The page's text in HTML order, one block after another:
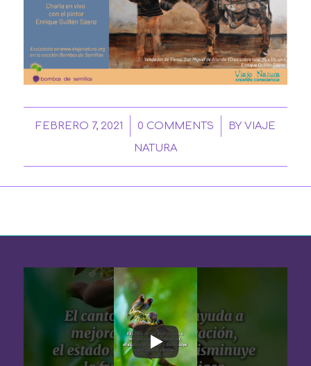
FEBRERO 7, 2021
/ 0 COMMENTS
/ BY VIAJE
NATURA